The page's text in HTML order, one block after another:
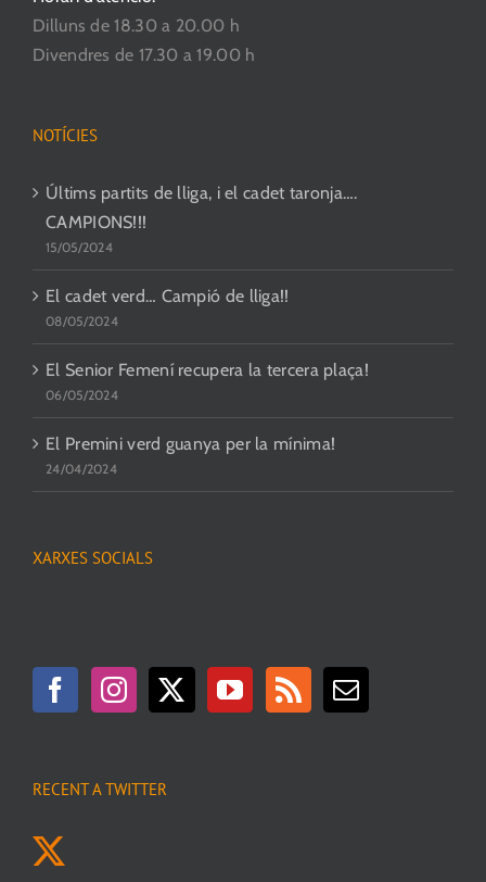
Dilluns de 18.30 a 20.00 h
Divendres de 17.30 a 19.00 h
NOTÍCIES
Últims partits de lliga, i el cadet taronja….
CAMPIONS!!!
15/05/2024
El cadet verd… Campió de lliga!!
08/05/2024
El Senior Femení recupera la tercera plaça!
06/05/2024
El Premini verd guanya per la mínima!
24/04/2024
XARXES SOCIALS
RECENT A TWITTER